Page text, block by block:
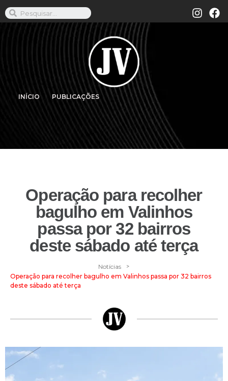
INÍCIO PUBLICAÇÕES
Operação para recolher
bagulho em Valinhos
passa por 32 bairros
deste sábado até terça
Notícias >
Operação para recolher bagulho em Valinhos passa por 32 bairros
deste sábado até terça